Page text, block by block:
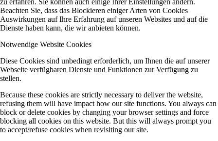
zu erfahren. Sie können auch einige Ihrer Einstellungen ändern.
Beachten Sie, dass das Blockieren einiger Arten von Cookies
Auswirkungen auf Ihre Erfahrung auf unseren Websites und auf die
Dienste haben kann, die wir anbieten können.
Notwendige Website Cookies
Diese Cookies sind unbedingt erforderlich, um Ihnen die auf unserer
Webseite verfügbaren Dienste und Funktionen zur Verfügung zu
stellen.
Because these cookies are strictly necessary to deliver the website,
refusing them will have impact how our site functions. You always can
block or delete cookies by changing your browser settings and force
blocking all cookies on this website. But this will always prompt you
to accept/refuse cookies when revisiting our site.